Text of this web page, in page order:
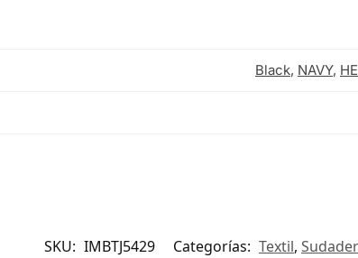
Black, NAVY,
SKU: IMBTJ5429 Categorías: Textil,